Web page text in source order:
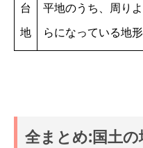
台
地
平地のうち、周り
らになっている地形
全まとめ:国土